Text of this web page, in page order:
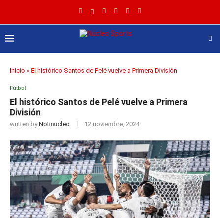
Inicio » El histórico Santos de Pelé vuelve a Primera División
Fútbol
El histórico Santos de Pelé vuelve a Primera
División
written byNotinucleo 12 noviembre, 2024